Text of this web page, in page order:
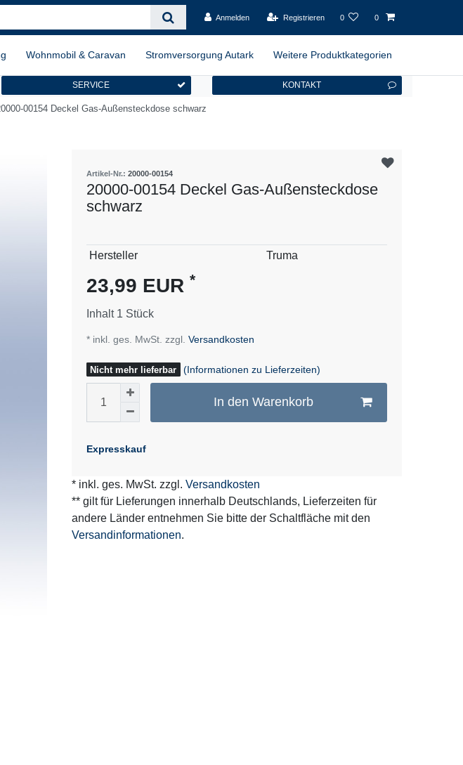
Anmelden Registrieren 0 0
Wohnmobil & Caravan Stromversorgung Autark Weitere Produktkategorien
SERVICE KONTAKT
00154 Deckel Gas-Außensteckdose schwarz
Artikel-Nr.: 20000-00154
20000-00154 Deckel Gas-Außensteckdose
schwarz
Technisches
Wert
Hersteller Truma
23,99 EUR *
Inhalt 1 Stück
* inkl. ges. MwSt. zzgl. Versandkosten
Nicht mehr lieferbar (Informationen zu Lieferzeiten)
In den Warenkorb
Expresskauf
* inkl. ges. MwSt. zzgl. Versandkosten
** gilt für Lieferungen innerhalb Deutschlands, Lieferzeiten für
andere Länder entnehmen Sie bitte der Schaltfläche mit den
Versandinformationen.